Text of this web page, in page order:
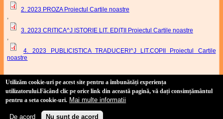
2. 2023 PROZA Proiectul Cartile noastre
,
3. 2023 CRITICA^J ISTORIE LIT. EDIȚII Proiectul Cartile noastre
4. 2023 PUBLICISTICA TRADUCERI^J LIT.COPII Proiectul Cartile
noastre
Proiect Cartile Noastre
Site realizat de:Duşan Baiski(link is external)
(tehnic) și
Politică de confidențialitate
Utilizăm cookie-uri pe acest site pentru a îmbunătăți experiența
utilizatorului.Făcând clic pe orice link din această pagină, vă dați consimțământul
pentru a seta cookie-uri. Mai multe informatii
De acord Nu sunt de acord